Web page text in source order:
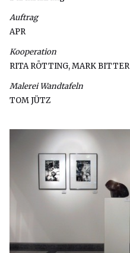
Auftrag
APR
Kooperation
RITA RÖTTING, MARK BITTER
Malerei Wandtafeln
TOM JÜTZ